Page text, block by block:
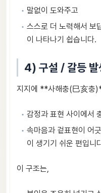
말없이 도와주고
스스로 더 노력해서 보
이 나타나기 쉽습니다.
4) 구설 / 갈등 발
지지에 **사해충(巳亥충
감정과 표현 사이에서
속마음과 겉표현이 어
이 생기기 쉬운 편입니
이 구조는,